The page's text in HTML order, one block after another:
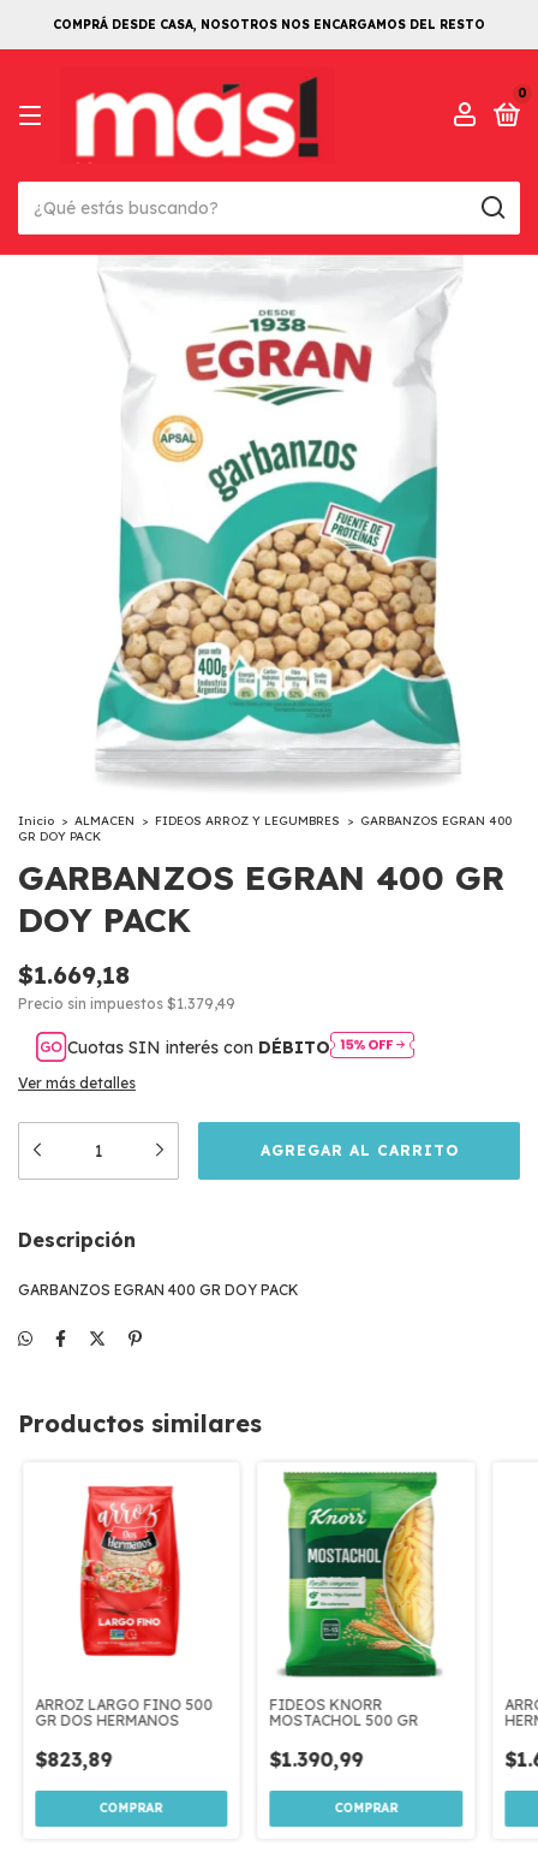
COMPRÁ DESDE CASA, NOSOTROS NOS ENCARGAMOS DEL RESTO
0
Inicio > ALMACEN > FIDEOS ARROZ Y LEGUMBRES > GARBANZOS EGRAN 400
GR DOY PACK
GARBANZOS EGRAN 400 GR
DOY PACK
$1.669,18
Precio sin impuestos $1.379,49
Cuotas SIN interés con DÉBITO
Ver más detalles
Descripción
GARBANZOS EGRAN 400 GR DOY PACK
Productos similares
ARROZ LARGO FINO 500
GR DOS HERMANOS
$823,89
FIDEOS KNORR
MOSTACHOL 500 GR
$1.390,99